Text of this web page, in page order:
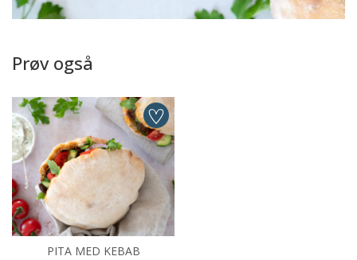
Prøv også
PITA MED KEBAB